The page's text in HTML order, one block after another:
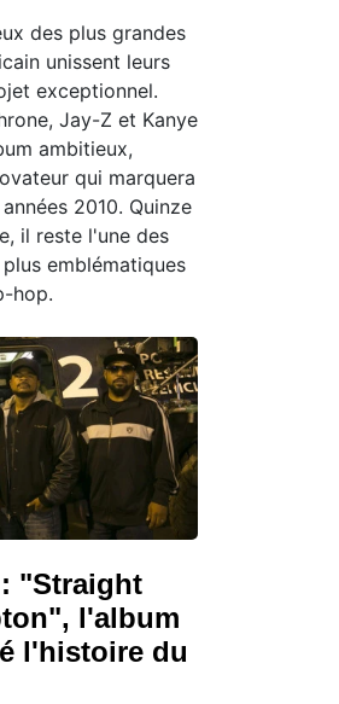
des plus grandes
unissent leurs
exceptionnel.
Jay-Z et Kanye
ambitieux,
qui marquera
2010. Quinze
il reste l'une des
emblématiques
hop.
"Straight
l'album
l'histoire du